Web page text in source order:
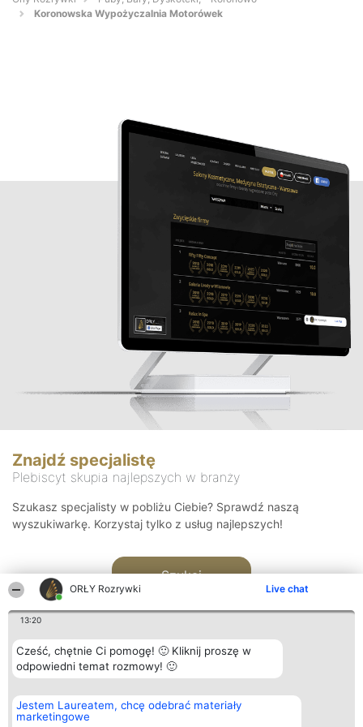
ORŁY Rozrywki Live chat
13:20
Cześć, chętnie Ci pomogę! 🙂 Kliknij proszę w
odpowiedni temat rozmowy! 🙂
Jestem Laureatem, chcę odebrać materiały
marketingowe
Koronowska Wypożyczalnia Motorówek
Znajdź specjalistę
Plebiscyt skupia najlepszych w branży
Szukasz specjalisty w pobliżu Ciebie? Sprawdź naszą
wyszukiwarkę. Korzystaj tylko z usług najlepszych!
Szukaj
Organizator plebiscytu
Bright Side Solutions sp. z o.
o. sp. k.
Plebiscyt
Laureaci
Kontakt
Kontakt